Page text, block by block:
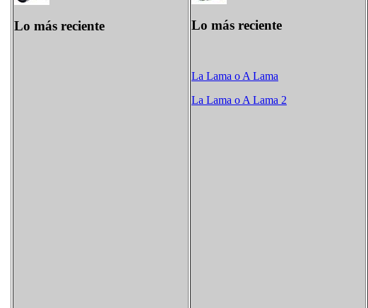
Lo más reciente Lo más reciente
La Lama​ o A Lama
La Lama​ o A Lama 2